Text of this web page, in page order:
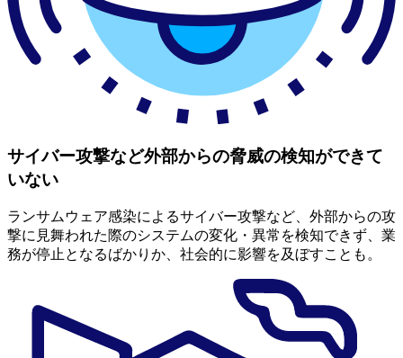
サイバー攻撃など外部からの脅威の検知ができて
いない
ランサムウェア感染によるサイバー攻撃など、外部からの攻
撃に見舞われた際のシステムの変化・異常を検知できず、業
務が停止となるばかりか、社会的に影響を及ぼすことも。